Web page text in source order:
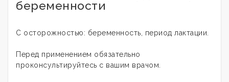
беременности
C осторожностью: беременность, период лактации.
Перед применением обязательно
проконсультируйтесь с вашим врачом.